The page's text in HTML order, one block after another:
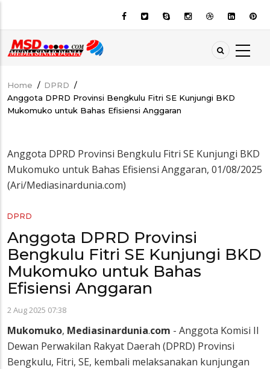
main
content
Breadcrumb
Home / DPRD /
Anggota DPRD Provinsi Bengkulu Fitri SE Kunjungi BKD
Mukomuko untuk Bahas Efisiensi Anggaran
Anggota DPRD Provinsi Bengkulu Fitri SE Kunjungi BKD
Mukomuko untuk Bahas Efisiensi Anggaran, 01/08/2025
(Ari/Mediasinardunia.com)
DPRD
Anggota DPRD Provinsi
Bengkulu Fitri SE Kunjungi BKD
Mukomuko untuk Bahas
Efisiensi Anggaran
2 Aug 2025 07:38
Mukomuko, Mediasinardunia.com - Anggota Komisi II
Dewan Perwakilan Rakyat Daerah (DPRD) Provinsi
Bengkulu, Fitri, SE, kembali melaksanakan kunjungan